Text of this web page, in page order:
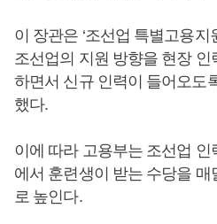
이 장관은 ‘조선업 특별고용지
조선업의 지원 방향을 현장
하면서 신규 인력이 들어오도
했다.
이에 따라 고용부는 조선업
에서 훈련생이 받는 수당을 매
로 높인다.